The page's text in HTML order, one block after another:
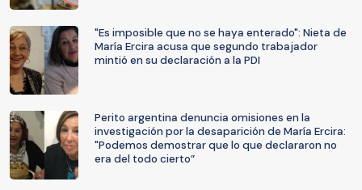
"Es imposible que no se haya enterado": Nieta de
María Ercira acusa que segundo trabajador
mintió en su declaración a la PDI
Perito argentina denuncia omisiones en la
investigación por la desaparición de María Ercira:
"Podemos demostrar que lo que declararon no
era del todo cierto”